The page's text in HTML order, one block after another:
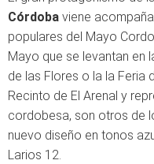
Córdoba viene
populares del Mayo
Mayo que se levantan en
de las Flores o la la Feria
Recinto de El Arenal y
cordobesa, son otros de
nuevo diseño en tonos
Larios 12.